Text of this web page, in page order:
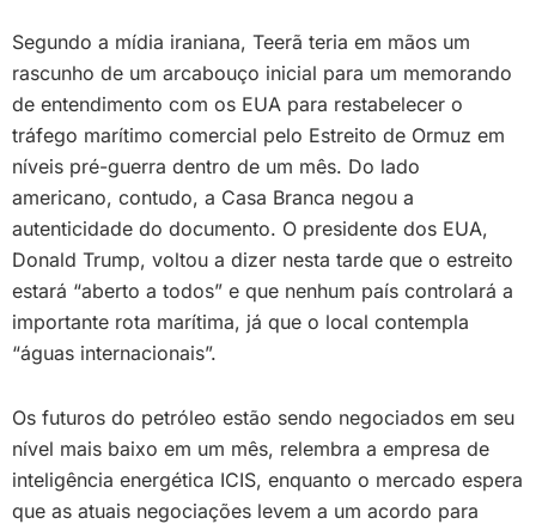
Segundo a mídia iraniana, Teerã teria em mãos um
rascunho de um arcabouço inicial para um memorando
de entendimento com os EUA para restabelecer o
tráfego marítimo comercial pelo Estreito de Ormuz em
níveis pré-guerra dentro de um mês. Do lado
americano, contudo, a Casa Branca negou a
autenticidade do documento. O presidente dos EUA,
Donald Trump, voltou a dizer nesta tarde que o estreito
estará “aberto a todos” e que nenhum país controlará a
importante rota marítima, já que o local contempla
“águas internacionais”.
Os futuros do petróleo estão sendo negociados em seu
nível mais baixo em um mês, relembra a empresa de
inteligência energética ICIS, enquanto o mercado espera
que as atuais negociações levem a um acordo para